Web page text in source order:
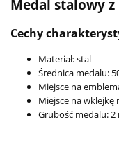
Medal stalowy
Cechy
Materiał: stal
Średnica medalu:
Miejsce na
Miejsce na wklejkę
Grubość medalu: 2